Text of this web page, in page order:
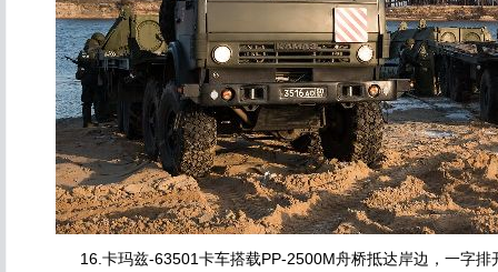
16.卡玛兹-63501卡车搭载PP-2500M舟桥抵达岸边，一字排